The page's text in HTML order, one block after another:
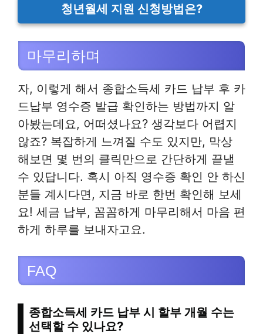
청년월세 지원 신청방법은?
마무리하며
자, 이렇게 해서 종합소득세 카드 납부 후 카
드납부 영수증 발급 확인하는 방법까지 알
아봤는데요, 어떠셨나요? 생각보다 어렵지
않죠? 복잡하게 느껴질 수도 있지만, 막상
해보면 몇 번의 클릭만으로 간단하게 끝낼
수 있답니다. 혹시 아직 영수증 확인 안 하신
분들 계시다면, 지금 바로 한번 확인해 보세
요! 세금 납부, 꼼꼼하게 마무리해서 마음 편
하게 하루를 보내자고요.
FAQ
종합소득세 카드 납부 시 할부 개월 수는
선택할 수 있나요?